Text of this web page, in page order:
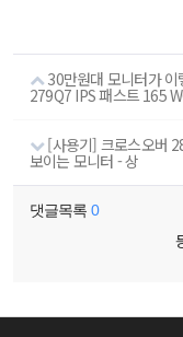
30만원대 모니터가
279Q7 IPS 패스트 165
[사용기] 크로스오버
보이는 모니터 - 상
댓글목록 0